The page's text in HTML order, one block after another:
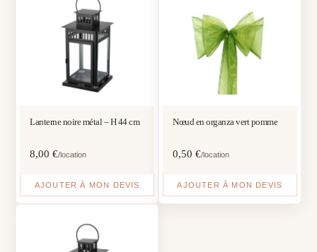
Lanterne noire métal – H 44 cm
8,00€/location
AJOUTER À MON DEVIS
Nœud en organza vert pomme
0,50 €/location
AJOUTER À MON DEVIS